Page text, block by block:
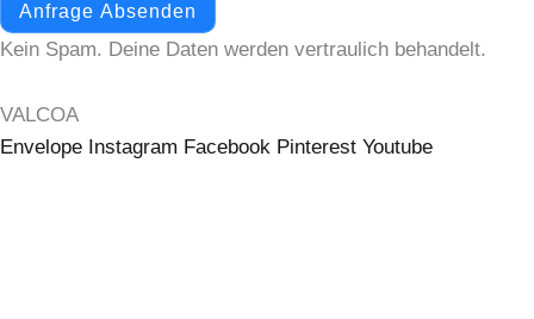
Anfrage Absenden
Kein Spam. Deine Daten werden vertraulich behandelt.
VALCOA
Envelope Instagram Facebook Pinterest Youtube